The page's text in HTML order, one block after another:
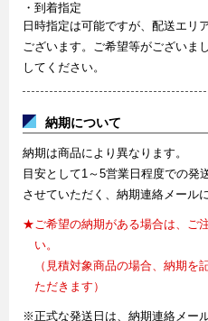
・到着指定
日時指定は可能ですが、配送エリ
ございます。ご希望等がございま
してください。
納期について
納期は商品により異なります。
目安として1～5営業日程度での発
させていただく、納期連絡メール
★ご希望の納期がある場合は、ご
い。
（見積対象商品の場合、納期
ただきます）
※正式な発送日は、納期連絡メー